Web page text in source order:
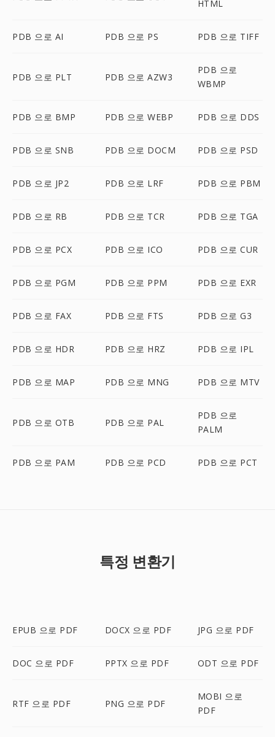
HTML
PDB 으로 AI PDB 으로 PS PDB 으로 TIFF
PDB 으로 PLT PDB 으로 AZW3
PDB 으로
WBMP
PDB 으로 BMP PDB 으로 WEBP PDB 으로 DDS
PDB 으로 SNB PDB 으로 DOCM PDB 으로 PSD
PDB 으로 JP2 PDB 으로 LRF PDB 으로 PBM
PDB 으로 RB PDB 으로 TCR PDB 으로 TGA
PDB 으로 PCX PDB 으로 ICO PDB 으로 CUR
PDB 으로 PGM PDB 으로 PPM PDB 으로 EXR
PDB 으로 FAX PDB 으로 FTS PDB 으로 G3
PDB 으로 HDR PDB 으로 HRZ PDB 으로 IPL
PDB 으로 MAP PDB 으로 MNG PDB 으로 MTV
PDB 으로 OTB PDB 으로 PAL
PDB 으로
PALM
PDB 으로 PAM PDB 으로 PCD PDB 으로 PCT
특정 변환기
EPUB 으로 PDF DOCX 으로 PDF JPG 으로 PDF
DOC 으로 PDF PPTX 으로 PDF ODT 으로 PDF
RTF 으로 PDF PNG 으로 PDF
MOBI 으로
PDF